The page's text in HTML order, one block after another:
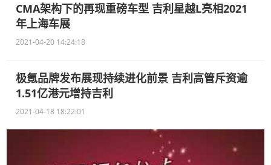
CMA架构下的再现重磅车型 吉利星越L亮相2021
年上海车展
2021-04-20 14:24:18
极氪品牌发布展现持续进化前景 吉利高管斥资逾
1.51亿港元增持吉利
2021-04-18 18:22:01